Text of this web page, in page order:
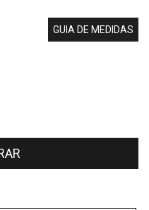
GUIA DE MEDIDAS